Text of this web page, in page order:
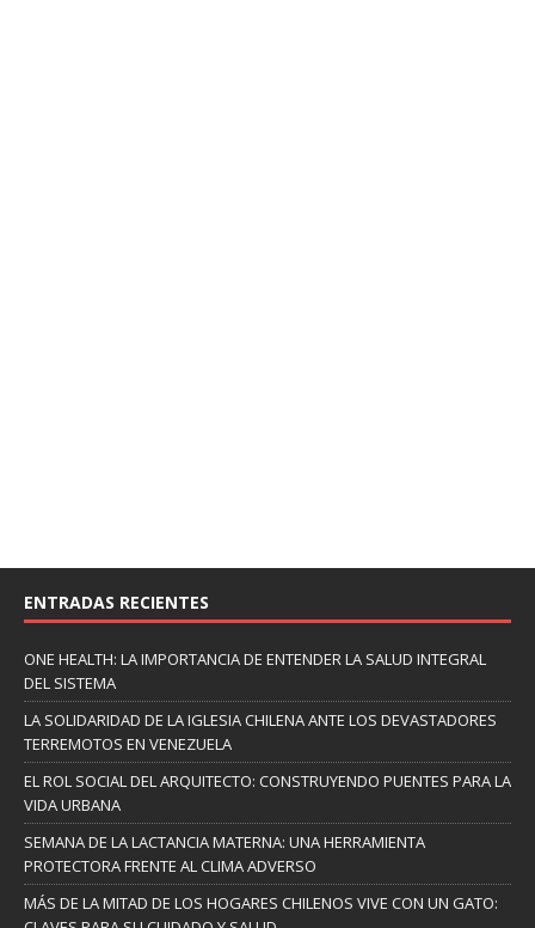
ENTRADAS RECIENTES
ONE HEALTH: LA IMPORTANCIA DE ENTENDER LA SALUD INTEGRAL
DEL SISTEMA
LA SOLIDARIDAD DE LA IGLESIA CHILENA ANTE LOS DEVASTADORES
TERREMOTOS EN VENEZUELA
EL ROL SOCIAL DEL ARQUITECTO: CONSTRUYENDO PUENTES PARA LA
VIDA URBANA
SEMANA DE LA LACTANCIA MATERNA: UNA HERRAMIENTA
PROTECTORA FRENTE AL CLIMA ADVERSO
MÁS DE LA MITAD DE LOS HOGARES CHILENOS VIVE CON UN GATO: